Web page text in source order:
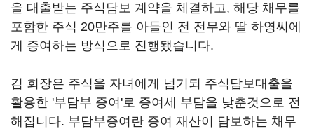
을 대출받는 주식담보 계약을 체결하고, 해당 채무를
포함한 주식 20만주를 아들인 전 전무와 딸 하영씨에
게 증여하는 방식으로 진행됐습니다.
김 회장은 주식을 자녀에게 넘기되 주식담보대출을
활용한 '부담부 증여'로 증여세 부담을 낮춘것으로 전
해집니다. 부담부증여란 증여 재산이 담보하는 채무